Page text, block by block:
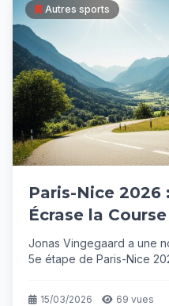
Autres sports
Paris-Nice 2026
Écrase la
Jonas Vingegaard a une
5e étape de Paris-Nice
15/03/2026 69 vues